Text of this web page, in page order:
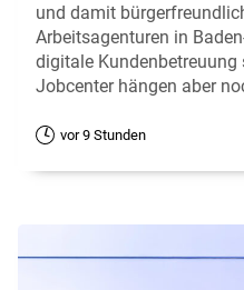
und damit
Arbeitsagenturen in
digitale
Jobcenter hängen aber
vor 9 Stunden